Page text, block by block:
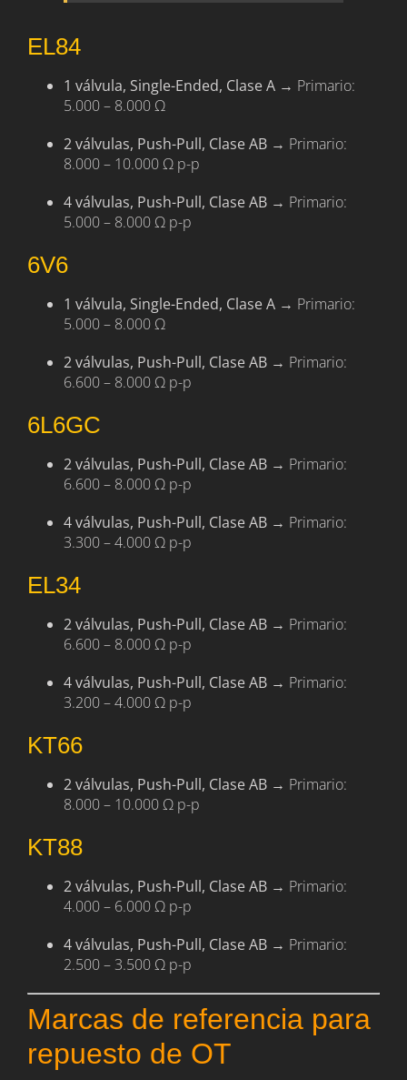
EL84
1 válvula, Single-Ended, Clase A→ Primario:
5.000 – 8.000 Ω
2 válvulas, Push-Pull, Clase AB→ Primario:
8.000 – 10.000 Ω p-p
4 válvulas, Push-Pull, Clase AB→ Primario:
5.000 – 8.000 Ω p-p
6V6
1 válvula, Single-Ended, Clase A→ Primario:
5.000 – 8.000 Ω
2 válvulas, Push-Pull, Clase AB→ Primario:
6.600 – 8.000 Ω p-p
6L6GC
2 válvulas, Push-Pull, Clase AB→ Primario:
6.600 – 8.000 Ω p-p
4 válvulas, Push-Pull, Clase AB→ Primario:
3.300 – 4.000 Ω p-p
EL34
2 válvulas, Push-Pull, Clase AB→ Primario:
6.600 – 8.000 Ω p-p
4 válvulas, Push-Pull, Clase AB→ Primario:
3.200 – 4.000 Ω p-p
KT66
2 válvulas, Push-Pull, Clase AB→ Primario:
8.000 – 10.000 Ω p-p
KT88
2 válvulas, Push-Pull, Clase AB→ Primario:
4.000 – 6.000 Ω p-p
4 válvulas, Push-Pull, Clase AB→ Primario:
2.500 – 3.500 Ω p-p
Marcas de referencia para
repuesto de OT